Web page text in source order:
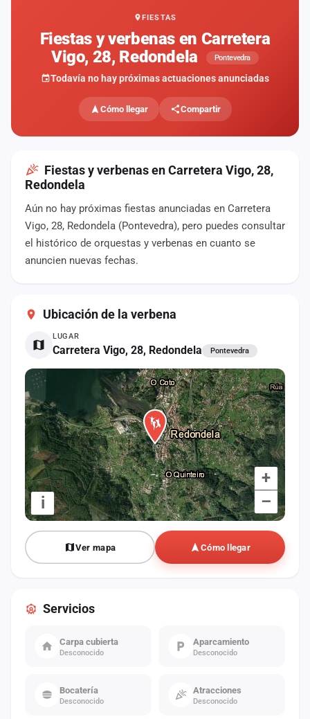
FIESTAS
Fiestas y verbenas en Carretera
Vigo, 28, Redondela
Pontevedra
Todavía no hay próximas actuaciones anunciadas
Cómo llegar Compartir
Fiestas y verbenas en Carretera Vigo, 28,
Redondela
Aún no hay próximas fiestas anunciadas en Carretera
Vigo, 28, Redondela (Pontevedra), pero puedes consultar
el histórico de orquestas y verbenas en cuanto se
anuncien nuevas fechas.
Ubicación de la verbena
LUGAR
Carretera Vigo, 28, Redondela Pontevedra
+
–
i
Ver mapa Cómo llegar
Servicios
Carpa cubierta
Desconocido
Aparcamiento
Desconocido
Bocatería
Desconocido
Atracciones
Desconocido
fiestas
Componentes
Agencias
Rankings
Anuncios
Crear
cuenta
Administración
Contacto